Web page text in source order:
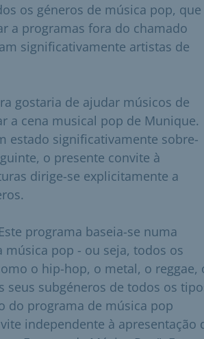
os géneros de música pop, que
a programas fora do chamado
significativamente artistas de
gostaria de ajudar músicos de
a cena musical pop de Munique.
estado significativamente sobre-
o presente convite à
dirige-se explicitamente a
programa baseia-se numa
música pop - ou seja, todos os
o hip-hop, o metal, o reggae,
seus subgéneros de todos os
do programa de música pop
independente à apresentação